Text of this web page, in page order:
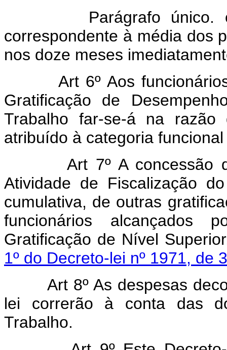
Parágrafo único. o
correspondente à média dos
nos doze meses
Art 6º Aos funcionários
Gratificação de
Trabalho far-se-á na
atribuído à categoria
Art 7º A concessão da
Atividade de Fiscalização
cumulativa, de outras
funcionários alcançados
Gratificação de Nível
1º do Decreto-lei nº 1971, de
Art 8º As despesas
lei correrão à conta das
Trabalho.